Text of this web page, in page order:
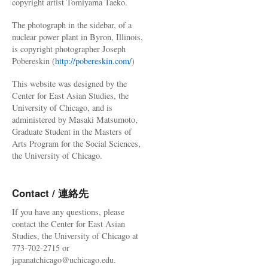
The photograph in the sidebar, of a
nuclear power plant in Byron, Illinois,
is copyright photographer Joseph
Pobereskin (http://pobereskin.com/)
This website was designed by the
Center for East Asian Studies, the
University of Chicago, and is
administered by Masaki Matsumoto,
Graduate Student in the Masters of
Arts Program for the Social Sciences,
the University of Chicago.
Contact / 連絡先
If you have any questions, please
contact the Center for East Asian
Studies, the University of Chicago at
773-702-2715 or
japanatchicago@uchicago.edu.